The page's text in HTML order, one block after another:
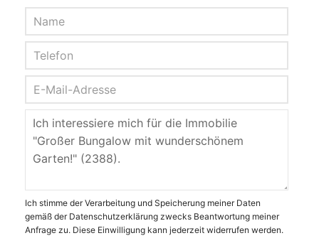
Ich stimme der Verarbeitung und Speicherung meiner Daten
gemäß der Datenschutzerklärung zwecks Beantwortung meiner
Anfrage zu. Diese Einwilligung kann jederzeit widerrufen werden.